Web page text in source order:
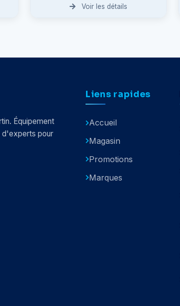
Voir les détails
Équipement
d'experts pour
Liens rapides
Accueil
Magasin
Promotions
Marques